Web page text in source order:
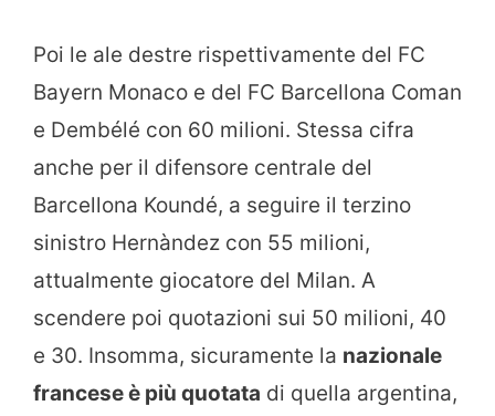
Poi le ale destre rispettivamente del FC
Bayern Monaco e del FC Barcellona Coman
e Dembélé con 60 milioni. Stessa cifra
anche per il difensore centrale del
Barcellona Koundé, a seguire il terzino
sinistro Hernàndez con 55 milioni,
attualmente giocatore del Milan. A
scendere poi quotazioni sui 50 milioni, 40
e 30. Insomma, sicuramente la nazionale
francese è più quotata di quella argentina,